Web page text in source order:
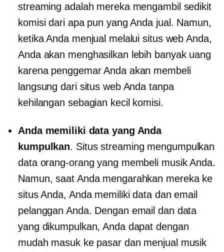
streaming adalah mereka mengambil sedikit
komisi dari apa pun yang Anda jual. Namun,
ketika Anda menjual melalui situs web Anda,
Anda akan menghasilkan lebih banyak uang
karena penggemar Anda akan membeli
langsung dari situs web Anda tanpa
kehilangan sebagian kecil komisi.
Anda memiliki data yang Anda
kumpulkan. Situs streaming mengumpulkan
data orang-orang yang membeli musik Anda.
Namun, saat Anda mengarahkan mereka ke
situs Anda, Anda memiliki data dan email
pelanggan Anda. Dengan email dan data
yang dikumpulkan, Anda dapat dengan
mudah masuk ke pasar dan menjual musik